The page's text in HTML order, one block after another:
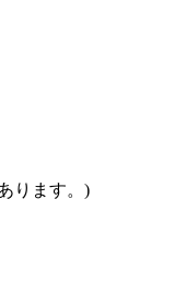
ります。)